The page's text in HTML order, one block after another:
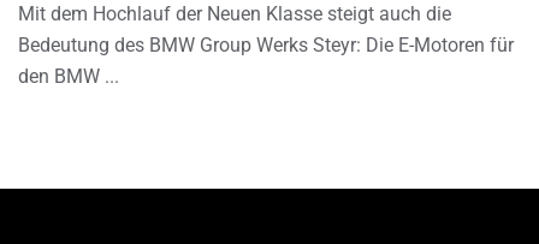
Mit dem Hochlauf der Neuen Klasse steigt auch die
Bedeutung des BMW Group Werks Steyr: Die E-Motoren für
den BMW